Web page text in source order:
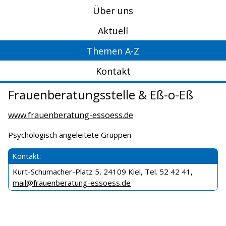
Über uns
Aktuell
Themen A-Z
Kontakt
Frauenberatungsstelle & Eß-o-Eß
www.frauenberatung-essoess.de
Psychologisch angeleitete Gruppen
Kontakt:
Kurt-Schumacher-Platz 5, 24109 Kiel, Tel. 52 42 41,
mail@frauenberatung-essoess.de